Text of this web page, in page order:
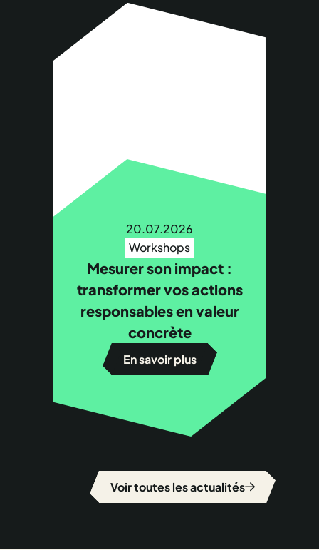
20.07.2026
Workshops
Mesurer son impact :
transformer vos actions
responsables en valeur
concrète
En savoir plus
Voir toutes les actualités